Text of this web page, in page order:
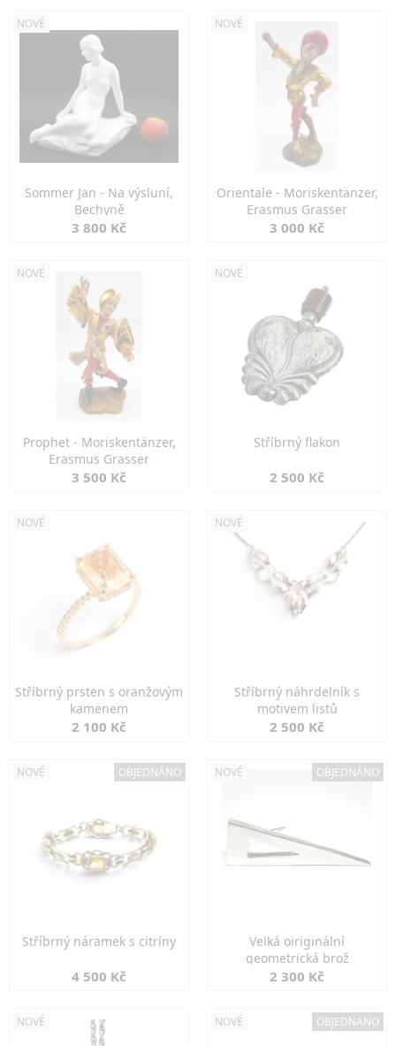
NOVÉ
Sommer Jan - Na výsluní,
Bechyně
3 800 Kč
NOVÉ
Orientale - Moriskentänzer,
Erasmus Grasser
3 000 Kč
NOVÉ
Prophet - Moriskentänzer,
Erasmus Grasser
3 500 Kč
NOVÉ
Stříbrný flakon
2 500 Kč
NOVÉ
Stříbrný prsten s oranžovým
kamenem
2 100 Kč
NOVÉ
Stříbrný náhrdelník s
motivem listů
2 500 Kč
NOVÉ OBJEDNÁNO
Stříbrný náramek s citríny
4 500 Kč
NOVÉ OBJEDNÁNO
Velká oiriginální
geometrická brož
2 300 Kč
NOVÉ NOVÉ OBJEDNÁNO